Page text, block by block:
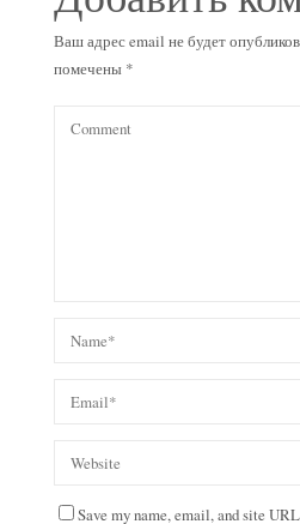
Ваш адрес email не будет
помечены *
Save my name, email, and site